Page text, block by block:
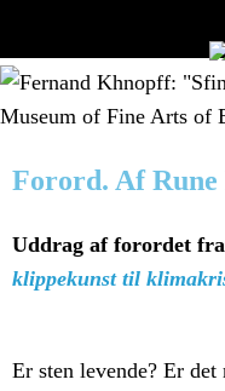
Forord. Af
Uddrag af forordet
klippekunst til
Er sten levende? Er